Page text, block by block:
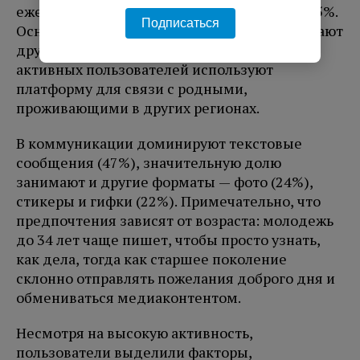
ежедневных корреспондентов достигает 45%.
Основной аудиторией для общения выступают
друзья (74%), при этом 52% ежедневных
активных пользователей используют
платформу для связи с родными,
проживающими в других регионах.
В коммуникации доминируют текстовые
сообщения (47%), значительную долю
занимают и другие форматы — фото (24%),
стикеры и гифки (22%). Примечательно, что
предпочтения зависят от возраста: молодежь
до 34 лет чаще пишет, чтобы просто узнать,
как дела, тогда как старшее поколение
склонно отправлять пожелания доброго дня и
обмениваться медиаконтентом.
Несмотря на высокую активность,
пользователи выделили факторы,
Подписаться